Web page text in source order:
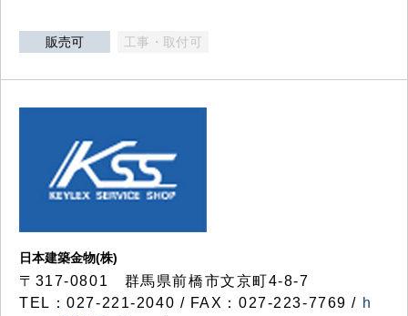
販売可 工事・取付可
日本建築金物(株)
〒317‐0801 群馬県前橋市文京町4-8-7
TEL：027-221-2040 / FAX：027-223-7769 / h